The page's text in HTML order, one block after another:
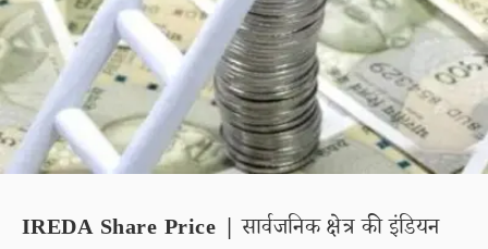
IREDA Share Price | सार्वजनिक क्षेत्र की इंडियन